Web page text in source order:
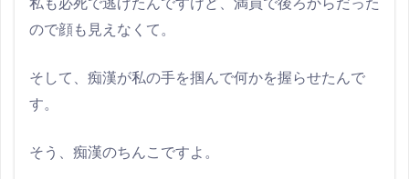
私も必死で逃げたんですけど、満員で後ろからだった
ので顔も見えなくて。
そして、痴漢が私の手を掴んで何かを握らせたんで
す。
そう、痴漢のちんこですよ。